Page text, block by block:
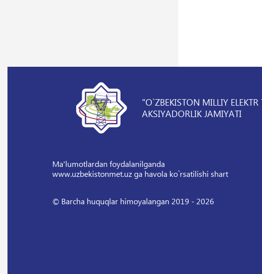
"O`ZBEKISTON MILLIY
AKSIYADORLIK JAMIYATI
Ma'lumotlardan foydalanilganda
www.uzbekistonmet.uz ga havola ko`rsatilishi shart
© Barcha huquqlar himoyalangan 2019 - 2026